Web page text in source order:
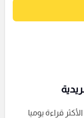
قراءة يوميا